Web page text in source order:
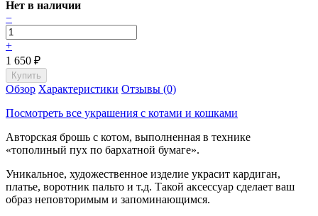
Нет в наличии
−
+
1 650 ₽
Обзор Характеристики Отзывы (0)
Посмотреть все украшения с котами и кошками
Авторская брошь с котом, выполненная в технике
«тополиный пух по бархатной бумаге».
Уникальное, художественное изделие украсит кардиган,
платье, воротник пальто и т.д. Такой аксессуар сделает ваш
образ неповторимым и запоминающимся.